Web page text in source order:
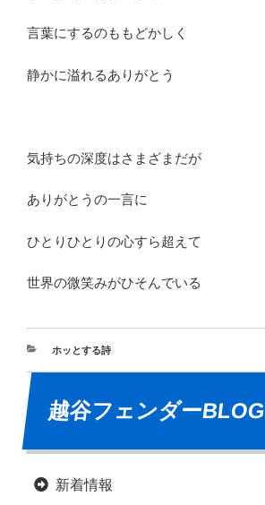
言葉にするのももどかしく
静かに溢れるありがとう
気持ちの深度はさまざまだが
ありがとうの一言に
ひとりひとりの心すら超えて
世界の微笑みがひそんでいる
ホッとする詩
越谷フェンダーBLOG
新着情報